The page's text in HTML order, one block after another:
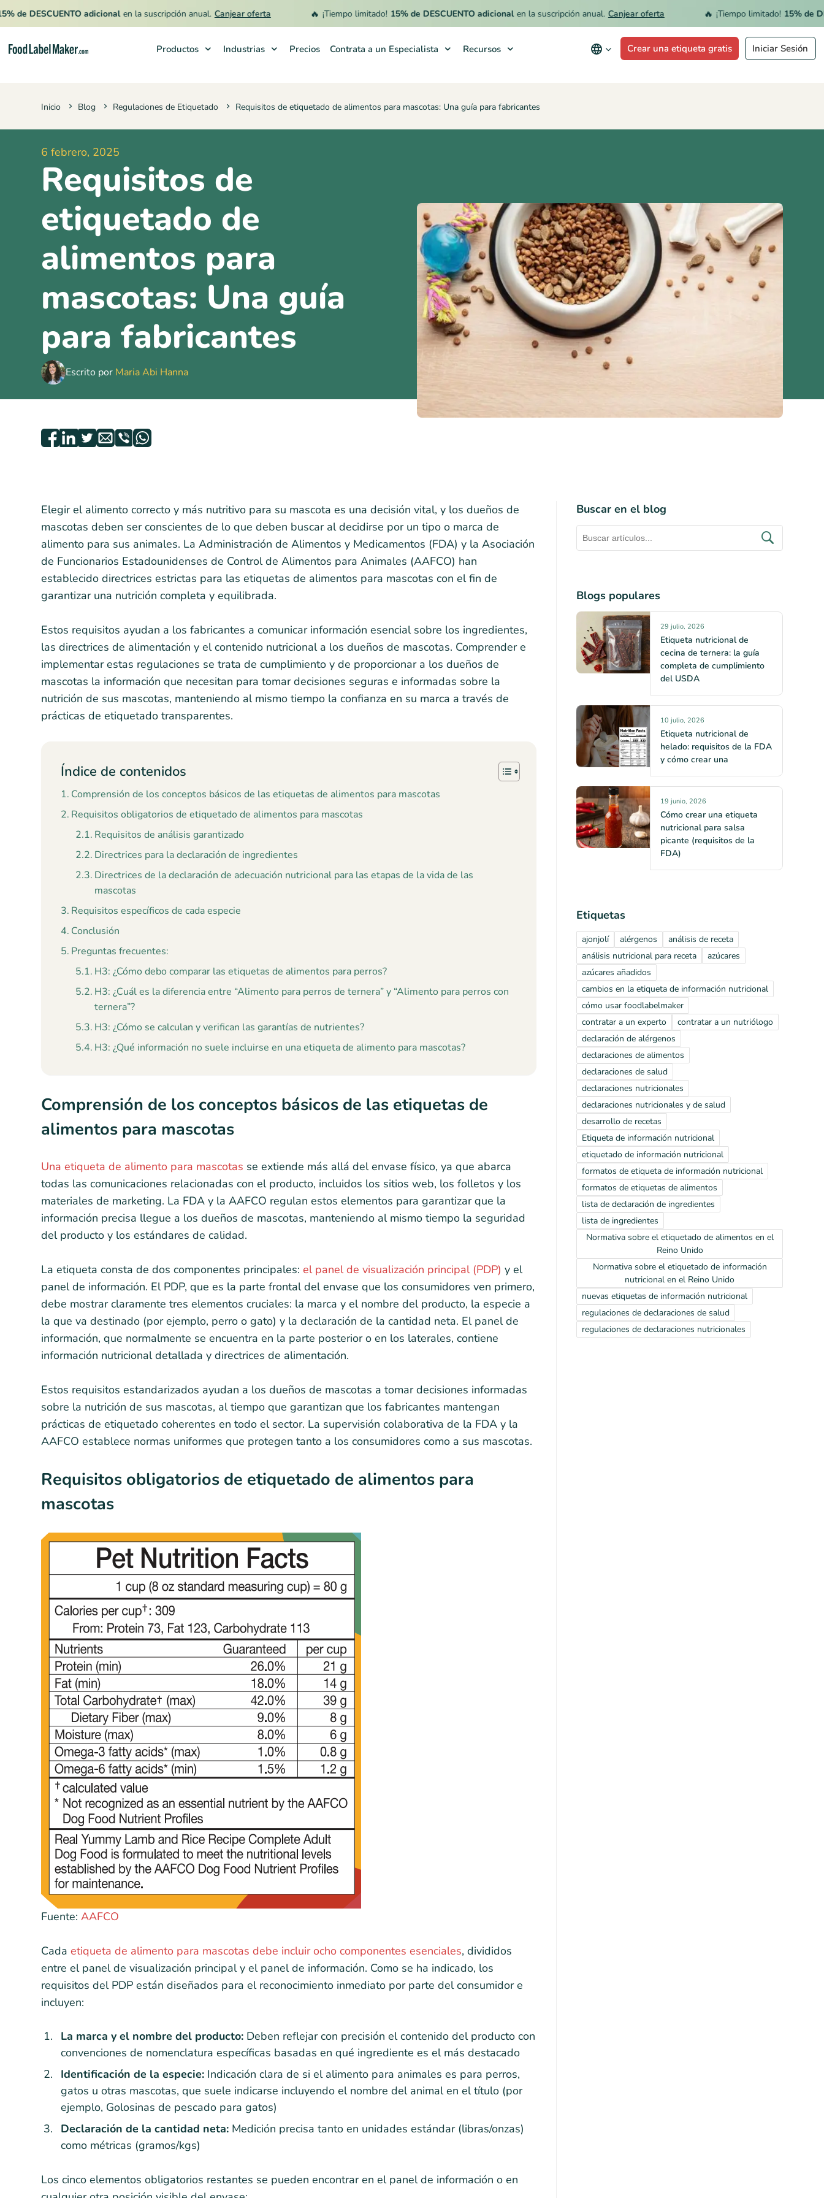
DESCUENTO adicional en la suscripción anual. Canjear oferta ¡Tiempo limitado! 15% de DESCUENTO adicional en la suscripción anual. Canjear oferta ¡Tiempo limitado! 15% de
Productos Industrias Precios Contrata a un Especialista Recursos Crear una etiqueta gratis Iniciar Sesión
Inicio Blog Regulaciones de Etiquetado Requisitos de etiquetado de alimentos para mascotas: Una guía para fabricantes
6 febrero, 2025
Requisitos de
etiquetado de
alimentos para
mascotas: Una guía
para fabricantes
Escrito por Maria Abi Hanna
Elegir el alimento correcto y más nutritivo para su mascota es una decisión vital, y los dueños de
mascotas deben ser conscientes de lo que deben buscar al decidirse por un tipo o marca de
alimento para sus animales. La Administración de Alimentos y Medicamentos (FDA) y la Asociación
de Funcionarios Estadounidenses de Control de Alimentos para Animales (AAFCO) han
establecido directrices estrictas para las etiquetas de alimentos para mascotas con el fin de
garantizar una nutrición completa y equilibrada.
Estos requisitos ayudan a los fabricantes a comunicar información esencial sobre los ingredientes,
las directrices de alimentación y el contenido nutricional a los dueños de mascotas. Comprender e
implementar estas regulaciones se trata de cumplimiento y de proporcionar a los dueños de
mascotas la información que necesitan para tomar decisiones seguras e informadas sobre la
nutrición de sus mascotas, manteniendo al mismo tiempo la confianza en su marca a través de
prácticas de etiquetado transparentes.
Índice de contenidos
Comprensión de los conceptos básicos de las etiquetas de alimentos para mascotas
Requisitos obligatorios de etiquetado de alimentos para mascotas
Requisitos de análisis garantizado
Directrices para la declaración de ingredientes
Directrices de la declaración de adecuación nutricional para las etapas de la vida de las
mascotas
Requisitos específicos de cada especie
Conclusión
Preguntas frecuentes:
H3: ¿Cómo debo comparar las etiquetas de alimentos para perros?
H3: ¿Cuál es la diferencia entre “Alimento para perros de ternera” y “Alimento para perros con
ternera”?
H3: ¿Cómo se calculan y verifican las garantías de nutrientes?
H3: ¿Qué información no suele incluirse en una etiqueta de alimento para mascotas?
Comprensión de los conceptos básicos de las etiquetas de
alimentos para mascotas
Una etiqueta de alimento para mascotas se extiende más allá del envase físico, ya que abarca
todas las comunicaciones relacionadas con el producto, incluidos los sitios web, los folletos y los
materiales de marketing. La FDA y la AAFCO regulan estos elementos para garantizar que la
información precisa llegue a los dueños de mascotas, manteniendo al mismo tiempo la seguridad
del producto y los estándares de calidad.
La etiqueta consta de dos componentes principales: el panel de visualización principal (PDP) y el
panel de información. El PDP, que es la parte frontal del envase que los consumidores ven primero,
debe mostrar claramente tres elementos cruciales: la marca y el nombre del producto, la especie a
la que va destinado (por ejemplo, perro o gato) y la declaración de la cantidad neta. El panel de
información, que normalmente se encuentra en la parte posterior o en los laterales, contiene
información nutricional detallada y directrices de alimentación.
Estos requisitos estandarizados ayudan a los dueños de mascotas a tomar decisiones informadas
sobre la nutrición de sus mascotas, al tiempo que garantizan que los fabricantes mantengan
prácticas de etiquetado coherentes en todo el sector. La supervisión colaborativa de la FDA y la
AAFCO establece normas uniformes que protegen tanto a los consumidores como a sus mascotas.
Requisitos obligatorios de etiquetado de alimentos para
mascotas
Fuente: AAFCO
Cada etiqueta de alimento para mascotas debe incluir ocho componentes esenciales, divididos
entre el panel de visualización principal y el panel de información. Como se ha indicado, los
requisitos del PDP están diseñados para el reconocimiento inmediato por parte del consumidor e
incluyen:
La marca y el nombre del producto: Deben reflejar con precisión el contenido del producto con
convenciones de nomenclatura específicas basadas en qué ingrediente es el más destacado
Identificación de la especie: Indicación clara de si el alimento para animales es para perros,
gatos u otras mascotas, que suele indicarse incluyendo el nombre del animal en el título (por
ejemplo, Golosinas de pescado para gatos)
Declaración de la cantidad neta: Medición precisa tanto en unidades estándar (libras/onzas)
como métricas (gramos/kgs)
Los cinco elementos obligatorios restantes se pueden encontrar en el panel de información o en
Buscar en el blog
Blogs populares
29 julio, 2026
Etiqueta nutricional de
cecina de ternera: la guía
completa de cumplimiento
del USDA
10 julio, 2026
Etiqueta nutricional de
helado: requisitos de la FDA
y cómo crear una
19 junio, 2026
Cómo crear una etiqueta
nutricional para salsa
picante (requisitos de la
FDA)
Etiquetas
ajonjolí alérgenos
análisis de receta
análisis nutricional para receta
azúcares
azúcares añadidos
cambios en la etiqueta de información nutricional
cómo usar foodlabelmaker
contratar a un experto
contratar a un nutriólogo
declaración de alérgenos
declaraciones de alimentos
declaraciones de salud
declaraciones nutricionales
declaraciones nutricionales y de salud
desarrollo de recetas
Etiqueta de información nutricional
etiquetado de información nutricional
formatos de etiqueta de información nutricional
formatos de etiquetas de alimentos
lista de declaración de ingredientes
lista de ingredientes
Normativa sobre el etiquetado de alimentos en el
Reino Unido
Normativa sobre el etiquetado de información
nutricional en el Reino Unido
nuevas etiquetas de información nutricional
regulaciones de declaraciones de salud
regulaciones de declaraciones nutricionales
Industrias
Contrata a un Especialista
Recursos